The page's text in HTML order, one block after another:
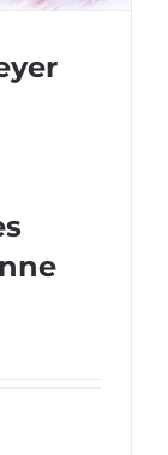
vous
vous
très